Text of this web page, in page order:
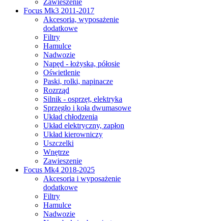
Zawieszenie
Focus Mk3 2011-2017
Akcesoria, wyposażenie
dodatkowe
Filtry
Hamulce
Nadwozie
Napęd - łożyska, półosie
Oświetlenie
Paski, rolki, napinacze
Rozrząd
Silnik - osprzęt, elektryka
Sprzęgło i koła dwumasowe
Układ chłodzenia
Układ elektryczny, zapłon
Układ kierowniczy
Uszczelki
Wnętrze
Zawieszenie
Focus Mk4 2018-2025
Akcesoria i wyposażenie
dodatkowe
Filtry
Hamulce
Nadwozie